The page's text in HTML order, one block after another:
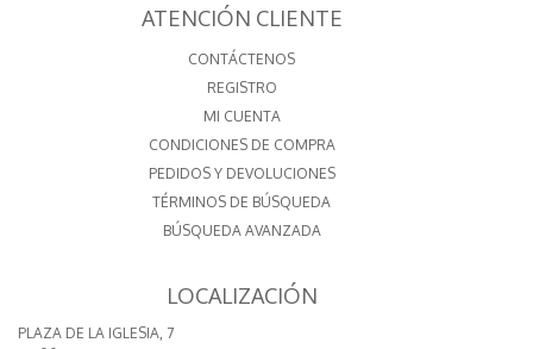
ATENCIÓN CLIENTE
CONTÁCTENOS
REGISTRO
MI CUENTA
CONDICIONES DE COMPRA
PEDIDOS Y DEVOLUCIONES
TÉRMINOS DE BÚSQUEDA
BÚSQUEDA AVANZADA
LOCALIZACIÓN
PLAZA DE LA IGLESIA, 7